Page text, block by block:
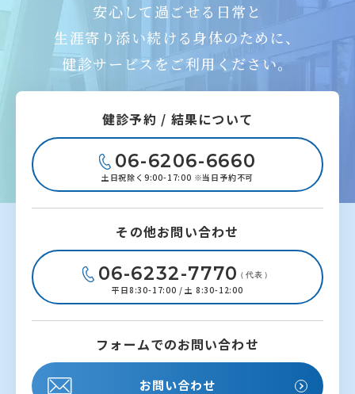
安心して過ごせる日常と
生涯寄り添い続ける身体のために、
健診サービスをご利用ください。
健診予約 / 結果について
06-6206-6660
土日祝除く9:00-17:00 ※当日予約不可
その他お問い合わせ
06-6232-7770（代表）
平日8:30-17:00 / 土 8:30-12:00
フォームでのお問い合わせ
お問い合わせ